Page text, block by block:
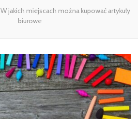
W jakich miejscach można kupować artykuły
biurowe